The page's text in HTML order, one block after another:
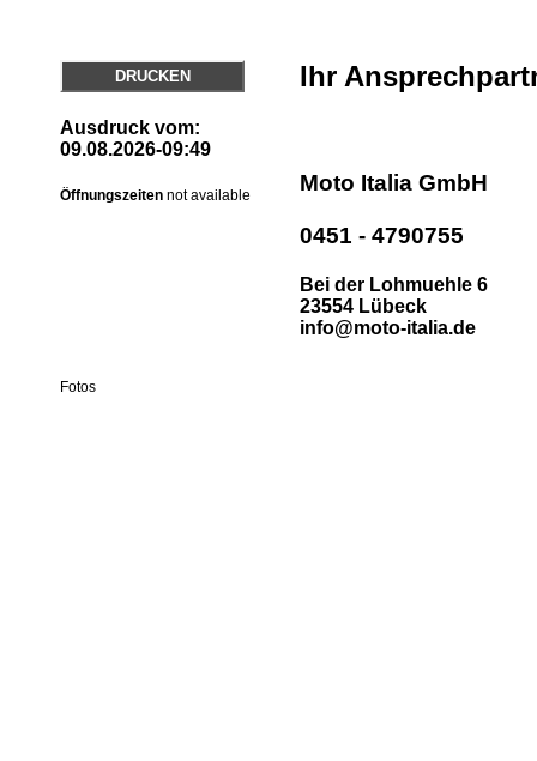
DRUCKEN
Ausdruck vom:
09.08.2026-09:49
Öffnungszeiten not available
Ihr
Moto Italia GmbH
0451 - 4790755
Bei der Lohmuehle 6
23554 Lübeck
info@moto-italia.de
Fotos